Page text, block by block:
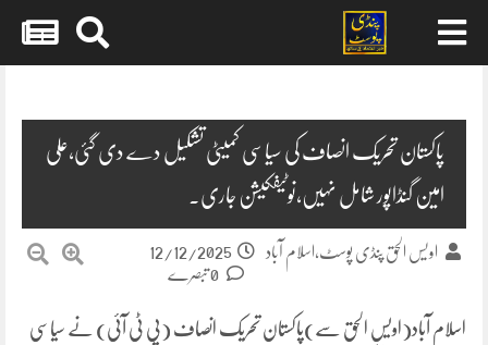
پاکستان تحریک انصاف کی سیاسی کمیٹی تشکیل دے دی گئی،علی
امین گنڈاپور شامل نہیں،نوٹیفکیشن جاری۔
اویس الحق پنڈی پوسٹ،اسلام آباد
12/12/2025
اسلام آباد(اویس الحق سے)پاکستان تحریک انصاف (پی ٹی آئی) نے سیاسی